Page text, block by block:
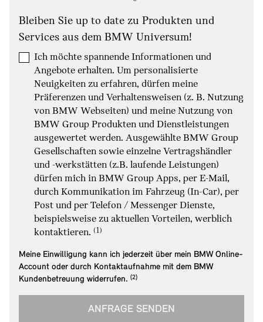
Bleiben Sie up to date zu Produkten und
Services aus dem BMW Universum!
Ich möchte spannende Informationen und
Angebote erhalten. Um personalisierte
Neuigkeiten zu erfahren, dürfen meine
Präferenzen und Verhaltensweisen (z. B. Nutzung
von BMW Webseiten) und meine Nutzung von
BMW Group Produkten und Dienstleistungen
ausgewertet werden. Ausgewählte BMW Group
Gesellschaften sowie einzelne Vertragshändler
und -werkstätten (z.B. laufende Leistungen)
dürfen mich in BMW Group Apps, per E-Mail,
durch Kommunikation im Fahrzeug (In-Car), per
Post und per Telefon / Messenger Dienste,
beispielsweise zu aktuellen Vorteilen, werblich
kontaktieren. Link zur Fußnote: Einwilligung zur
Meine Einwilligung kann ich jederzeit über mein BMW Online-
Account oder durch Kontaktaufnahme mit dem BMW
Kundenbetreuung widerrufen. Link zur Fußnote: Widerruf der
ANFRAGE SENDEN